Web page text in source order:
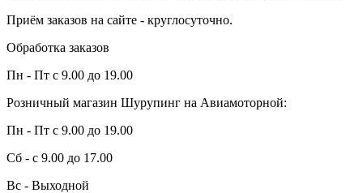
Приём заказов на сайте - круглосуточно.
Обработка заказов
Пн - Пт с 9.00 до 19.00
Розничный магазин Шурупинг на Авиамоторной:
Пн - Пт с 9.00 до 19.00
Сб - с 9.00 до 17.00
Вс - Выходной